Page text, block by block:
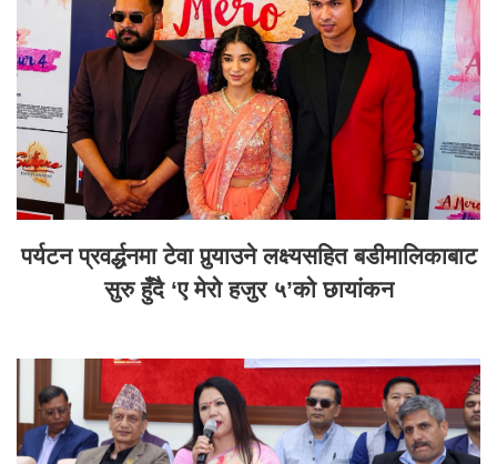
पर्यटन प्रवर्द्धनमा टेवा पुर्‍याउने लक्ष्यसहित बडीमालिकाबाट
सुरु हुँदै ‘ए मेरो हजुर ५’को छायांकन